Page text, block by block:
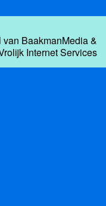
van BaakmanMedia&
Internet Services